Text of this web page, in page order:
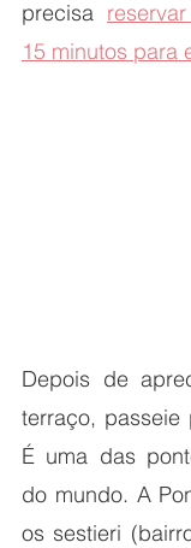
precisa
15 minutos para
Depois de
terraço, passeie
É uma das
do mundo. A
os sestieri